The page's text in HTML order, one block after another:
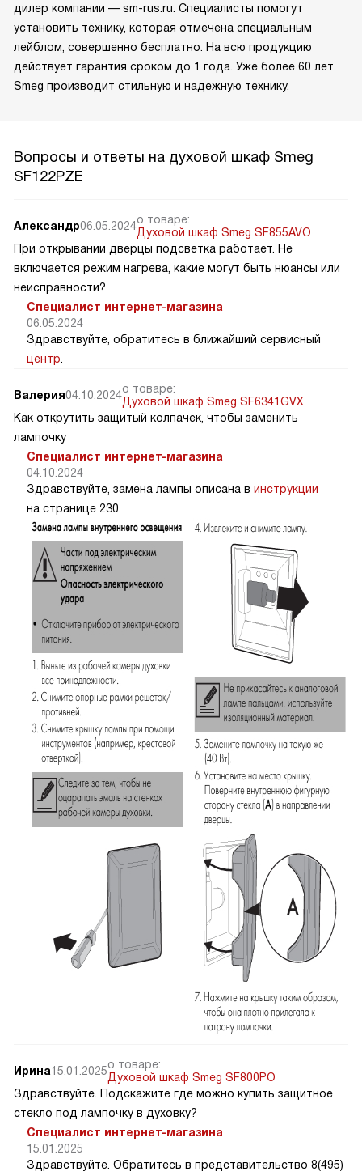
дилер компании — sm-rus.ru. Специалисты помогут
установить технику, которая отмечена специальным
лейблом, совершенно бесплатно. На всю продукцию
действует гарантия сроком до 1 года. Уже более 60 лет
Smeg производит стильную и надежную технику.
Вопросы и ответы на духовой шкаф Smeg
SF122PZE
Александр06.05.2024о товаре:
Духовой шкаф Smeg SF855AVO
При открывании дверцы подсветка работает. Не
включается режим нагрева, какие могут быть нюансы или
неисправности?
Специалист интернет-магазина
06.05.2024
Здравствуйте, обратитесь в ближайший сервисный
центр
Валерия04.10.2024о товаре:
Духовой шкаф Smeg SF6341GVX
Как открутить защитый колпачек, чтобы заменить
лампочку
Специалист интернет-магазина
04.10.2024
Здравствуйте, замена лампы описана в инструкции
на странице 230.
Ирина15.01.2025о товаре:
Духовой шкаф Smeg SF800PO
Здравствуйте. Подскажите где можно купить защитное
стекло под лампочку в духовку?
Специалист интернет-магазина
15.01.2025
Здравствуйте. Обратитесь в представительство 8(495)